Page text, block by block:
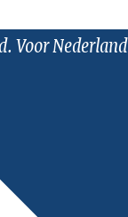
Voor Nederland